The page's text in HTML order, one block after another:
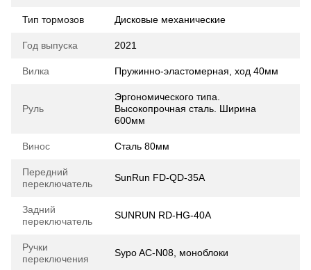
Тип тормозов Дисковые механические
Год выпуска 2021
Вилка Пружинно-эластомерная, ход 40мм
Руль
Эргономического типа.
Высокопрочная сталь. Ширина
600мм
Винос Сталь 80мм
Передний
переключатель
SunRun FD-QD-35A
Задний
переключатель
SUNRUN RD-HG-40A
Ручки
переключения
Sypo AC-N08, моноблоки